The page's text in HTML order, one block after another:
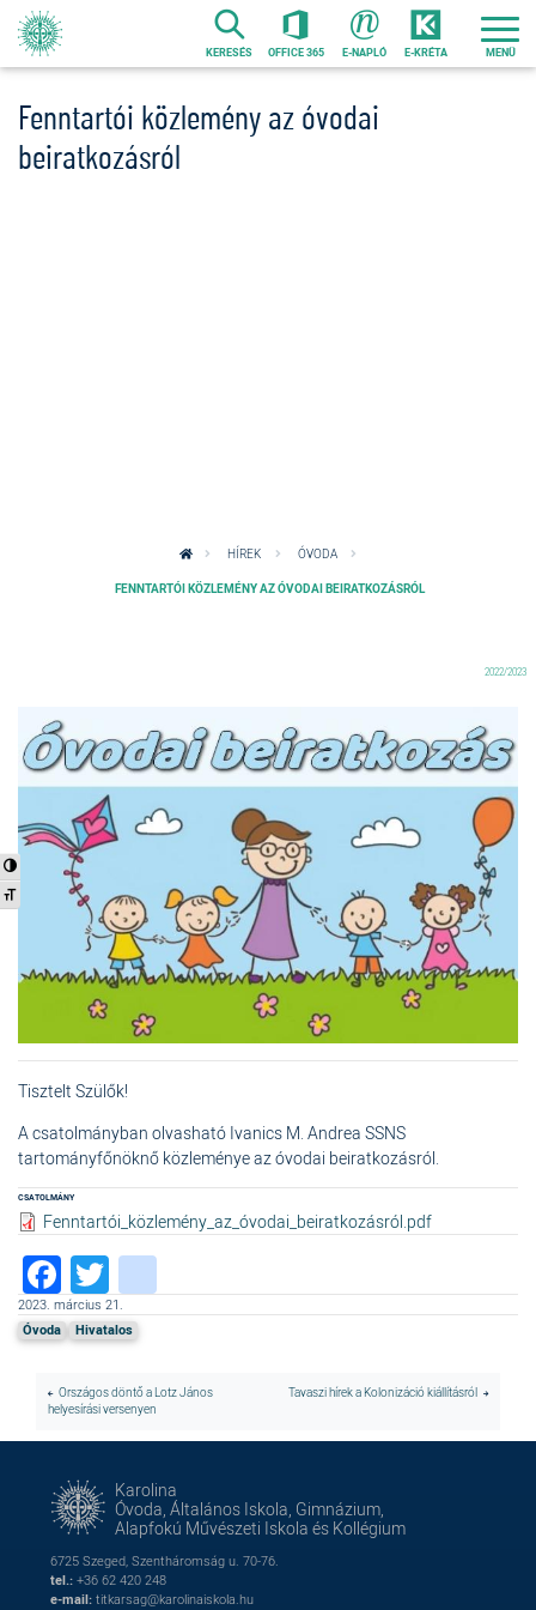
Ugrás
a
tartalomra
Nagy kontraszt váltása
Betűméret váltása
KERESÉS OFFICE 365 E-NAPLÓ E-KRÉTA
Fenntartói közlemény az óvodai
beiratkozásról
HÍREK ÓVODA
FENNTARTÓI KÖZLEMÉNY AZ ÓVODAI BEIRATKOZÁSRÓL
2022/2023
Tisztelt Szülők!
A csatolmányban olvasható Ivanics M. Andrea SSNS
tartományfőnöknő közleménye az óvodai beiratkozásról.
CSATOLMÁNY
Fenntartói_közlemény_az_óvodai_beiratkozásról.pdf
Facebook
Twitter
2023. március 21.
Óvoda Hivatalos
Országos döntő a Lotz János
helyesírási versenyen
Tavaszi hírek a Kolonizáció kiállításról
Karolina
Óvoda, Általános Iskola, Gimnázium,
Alapfokú Művészeti Iskola és Kollégium
6725 Szeged, Szentháromság u. 70-76.
tel.: +36 62 420 248
e-mail: titkarsag@karolinaiskola.hu